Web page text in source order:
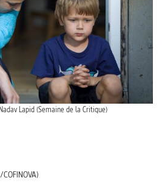
Lapid (Semaine de la Critique)